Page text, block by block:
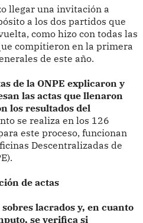
llegar una invitación a
a los dos partidos que
como hizo con todas las
compitieron en la primera
de este año.
de la ONPE explicaron y
las actas que llenaron
los resultados del
se realiza en los 126
este proceso, funcionan
Descentralizadas de
de actas
lacrados y, en cuanto
se verifica si